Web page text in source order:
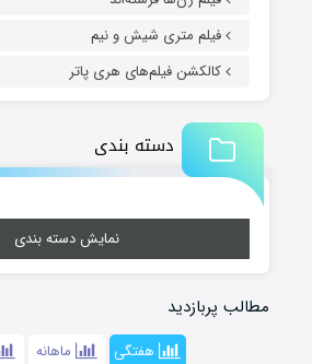
فیلم متری شیش و نیم
کالکشن فیلم‌های هری پاتر
دسته بندی
نمایش دسته بندی
مطالب پربازدید
هفتگی ماهانه